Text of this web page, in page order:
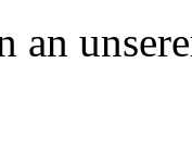
an